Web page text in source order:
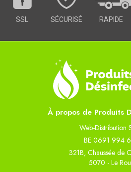
SSL SÉCURISÉ RAPIDE
À propos de Produits
Web-Distribution
BE 0691 994
321B, Chaussée de
5070 - Le